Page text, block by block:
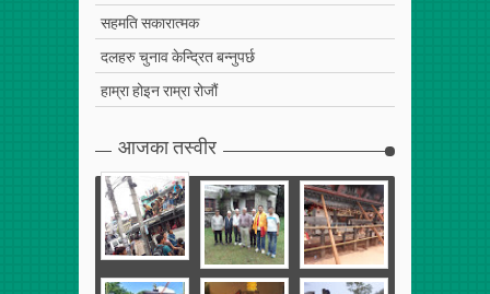
सहमति सकारात्मक
दलहरु चुनाव केन्द्रित बन्नुपर्छ
हाम्रा होइन राम्रा रोजौं
आजका तस्वीर